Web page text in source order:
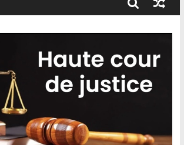
policière contre le narcotrafic